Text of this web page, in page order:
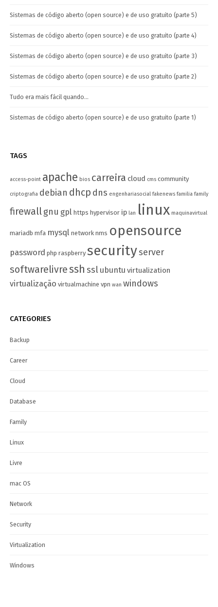
Sistemas de código aberto (open source) e de uso gratuito (parte 5)
Sistemas de código aberto (open source) e de uso gratuito (parte 4)
Sistemas de código aberto (open source) e de uso gratuito (parte 3)
Sistemas de código aberto (open source) e de uso gratuito (parte 2)
Tudo era mais fácil quando…
Sistemas de código aberto (open source) e de uso gratuito (parte 1)
TAGS
access-point apache bios carreira cloud cms community
criptografia debian dhcp dns engenhariasocial fakenews familia family
firewallgnu gpl https hypervisor ip lan linux maquinavirtual
mariadb mfa mysql network nms opensource
password php raspberry securityserver
softwarelivressh ssl ubuntu virtualization
virtualização virtualmachine vpn wan windows
CATEGORIES
Backup
Career
Cloud
Database
Family
Linux
Livre
mac OS
Network
Security
Virtualization
Windows